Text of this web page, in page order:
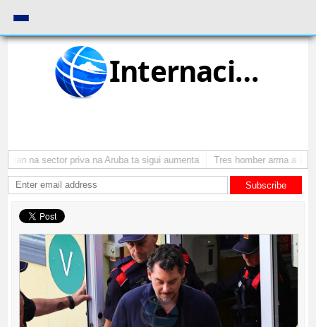
Internacional
na sector priva na Aruba ta sigui aumenta Tres homber arma a
Subscribe